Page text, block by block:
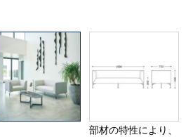
部材の特性により、